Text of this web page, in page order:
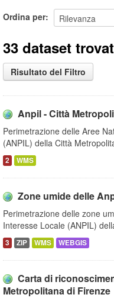
Ordina per
33 dataset
Risultato del Filtro
Anpil - Città
Perimetrazione delle Aree
(ANPIL) della Città
2 WMS
Zone umide delle
Perimetrazione delle zone
Interesse Locale (ANPIL)
3 ZIP WMS WEBGIS
Carta di
Metropolitana di Firenze